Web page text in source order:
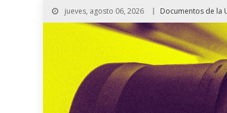
jueves, agosto 06, 2026 Documentos de la